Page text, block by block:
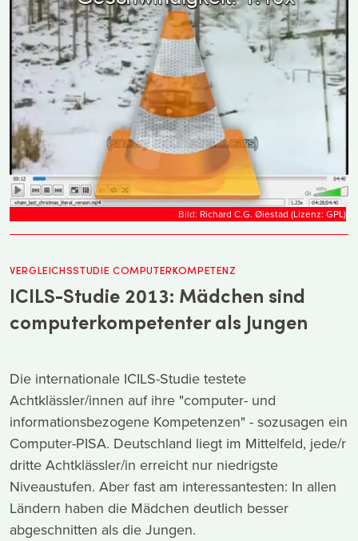
Bild: Richard C.G. Øiestad (Lizenz: GPL)
VERGLEICHSSTUDIE COMPUTERKOMPETENZ
ICILS-Studie 2013: Mädchen sind
computerkompetenter als Jungen
Die internationale ICILS-Studie testete
Achtklässler/innen auf ihre "computer- und
informationsbezogene Kompetenzen" - sozusagen ein
Computer-PISA. Deutschland liegt im Mittelfeld, jede/r
dritte Achtklässler/in erreicht nur niedrigste
Niveaustufen. Aber fast am interessantesten: In allen
Ländern haben die Mädchen deutlich besser
abgeschnitten als die Jungen.